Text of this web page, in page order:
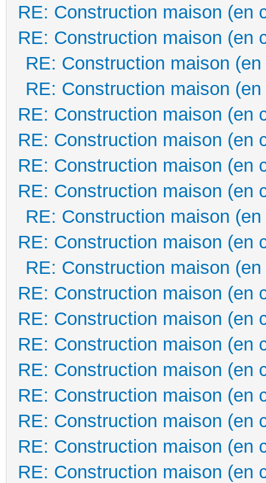
RE: Construction maison (en
RE: Construction maison (en
RE: Construction maison
RE: Construction maison
RE: Construction maison (en
RE: Construction maison (en
RE: Construction maison (en
RE: Construction maison (en
RE: Construction maison
RE: Construction maison (en
RE: Construction maison
RE: Construction maison (en
RE: Construction maison (en
RE: Construction maison (en
RE: Construction maison (en
RE: Construction maison (en
RE: Construction maison (en
RE: Construction maison (en
RE: Construction maison (en